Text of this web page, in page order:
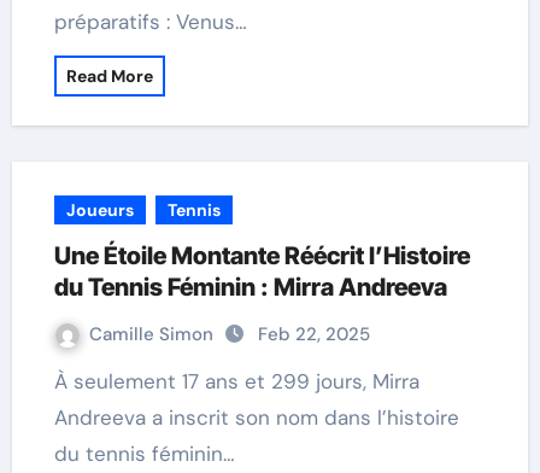
préparatifs : Venus…
Read More
Joueurs Tennis
Une Étoile Montante Réécrit l’Histoire
du Tennis Féminin : Mirra Andreeva
Camille Simon Feb 22, 2025
À seulement 17 ans et 299 jours, Mirra
Andreeva a inscrit son nom dans l’histoire
du tennis féminin…